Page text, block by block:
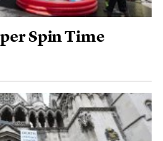
Spin Time